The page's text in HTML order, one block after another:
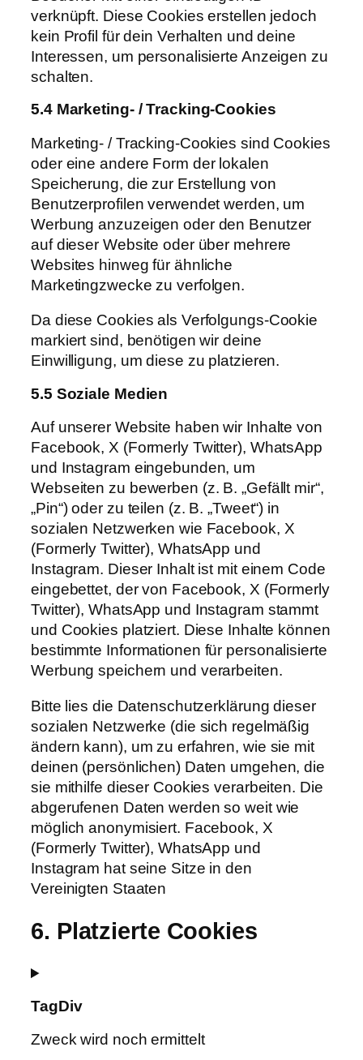
verknüpft. Diese Cookies erstellen jedoch
kein Profil für dein Verhalten und deine
Interessen, um personalisierte Anzeigen zu
schalten.
5.4 Marketing- / Tracking-Cookies
Marketing- / Tracking-Cookies sind Cookies
oder eine andere Form der lokalen
Speicherung, die zur Erstellung von
Benutzerprofilen verwendet werden, um
Werbung anzuzeigen oder den Benutzer
auf dieser Website oder über mehrere
Websites hinweg für ähnliche
Marketingzwecke zu verfolgen.
Da diese Cookies als Verfolgungs-Cookie
markiert sind, benötigen wir deine
Einwilligung, um diese zu platzieren.
5.5 Soziale Medien
Auf unserer Website haben wir Inhalte von
Facebook, X (Formerly Twitter), WhatsApp
und Instagram eingebunden, um
Webseiten zu bewerben (z. B. „Gefällt mir“,
„Pin“) oder zu teilen (z. B. „Tweet“) in
sozialen Netzwerken wie Facebook, X
(Formerly Twitter), WhatsApp und
Instagram. Dieser Inhalt ist mit einem Code
eingebettet, der von Facebook, X (Formerly
Twitter), WhatsApp und Instagram stammt
und Cookies platziert. Diese Inhalte können
bestimmte Informationen für personalisierte
Werbung speichern und verarbeiten.
Bitte lies die Datenschutzerklärung dieser
sozialen Netzwerke (die sich regelmäßig
ändern kann), um zu erfahren, wie sie mit
deinen (persönlichen) Daten umgehen, die
sie mithilfe dieser Cookies verarbeiten. Die
abgerufenen Daten werden so weit wie
möglich anonymisiert. Facebook, X
(Formerly Twitter), WhatsApp und
Instagram hat seine Sitze in den
Vereinigten Staaten
6. Platzierte Cookies
TagDiv
Zweck wird noch ermittelt